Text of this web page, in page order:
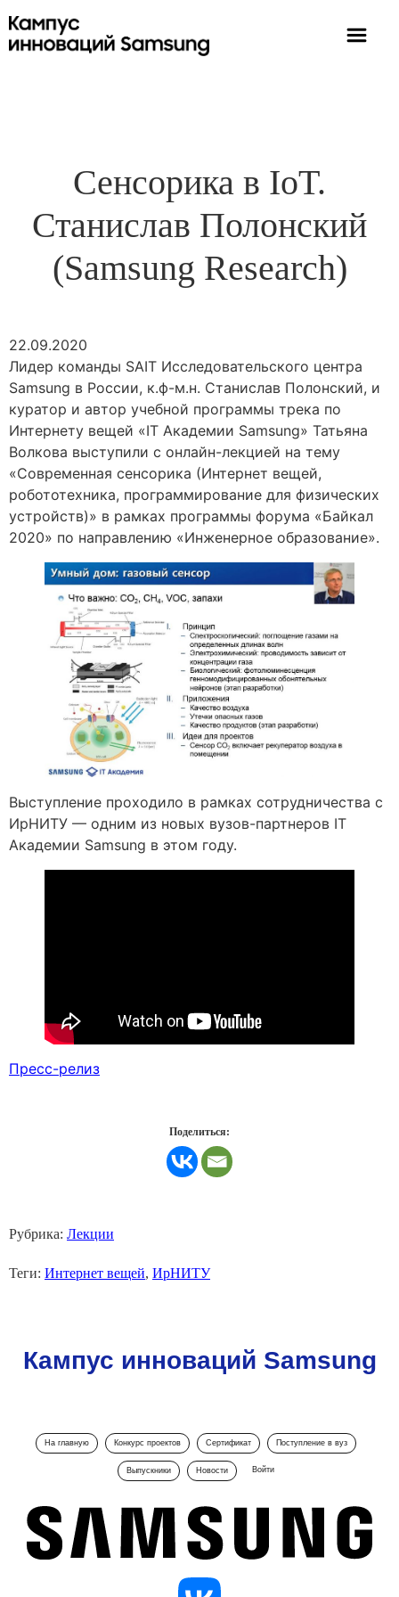
Сенсорика в IoT.
Станислав Полонский
(Samsung Research)
22.09.2020
Лидер команды SAIT Исследовательского центра
Samsung в России, к.ф-м.н. Станислав Полонский, и
куратор и автор учебной программы трека по
Интернету вещей «IT Академии Samsung» Татьяна
Волкова выступили с онлайн-лекцией на тему
«Современная сенсорика (Интернет вещей,
робототехника, программирование для физических
устройств)» в рамках программы форума «Байкал
2020» по направлению «Инженерное образование».
Выступление проходило в рамках сотрудничества с
ИрНИТУ — одним из новых вузов-партнеров IT
Академии Samsung в этом году.
Пресс-релиз
Поделиться:
Рубрика: Лекции
Теги: Интернет вещей, ИрНИТУ
Кампус инноваций Samsung
На главную Конкурс проектов Сертификат Поступление в вуз
Выпускники Новости Войти